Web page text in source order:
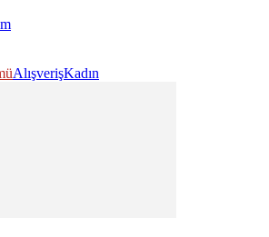
AlışverişKadın